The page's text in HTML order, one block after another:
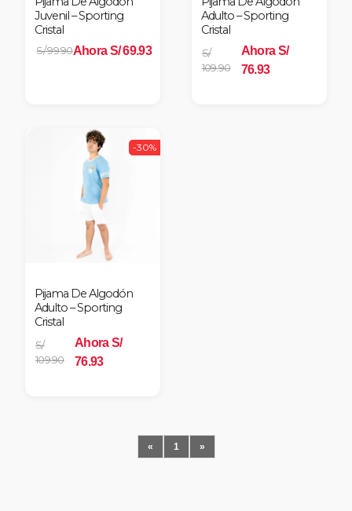
Juvenil – Sporting
Cristal
S/ 99.90Ahora S/ 69.93
Adulto – Sporting
Cristal
S/
109.90
Ahora S/
76.93
-30%
Pijama De Algodón
Adulto – Sporting
Cristal
S/
109.90
Ahora S/
76.93
« 1 »